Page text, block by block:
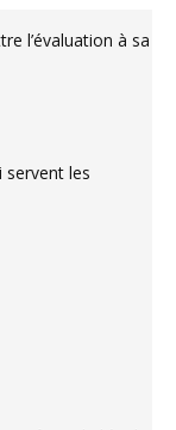
l’évaluation à sa
servent les